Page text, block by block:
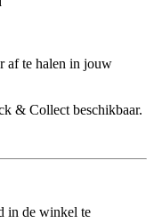
af te halen in jouw
& Collect beschikbaar.
in de winkel te